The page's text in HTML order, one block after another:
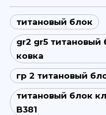
титановый блок
gr2 gr5 титановый
ковка
гр 2 титановый
титановый блок
B381